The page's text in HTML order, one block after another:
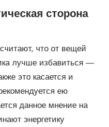
сторона
что от вещей
лучше избавиться —
это касается и
ею
данное мнение на
энергетику